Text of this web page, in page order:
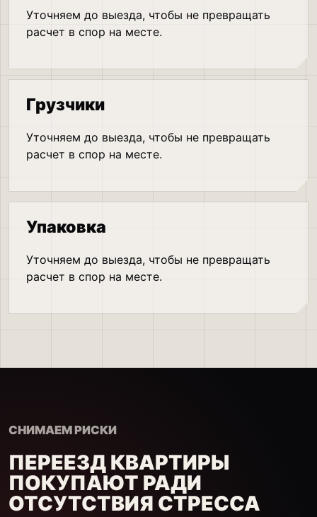
Уточняем до выезда, чтобы не превращать
расчет в спор на месте.
Грузчики
Уточняем до выезда, чтобы не превращать
расчет в спор на месте.
Упаковка
Уточняем до выезда, чтобы не превращать
расчет в спор на месте.
СНИМАЕМ РИСКИ
ПЕРЕЕЗД КВАРТИРЫ
ПОКУПАЮТ РАДИ
ОТСУТСТВИЯ СТРЕССА